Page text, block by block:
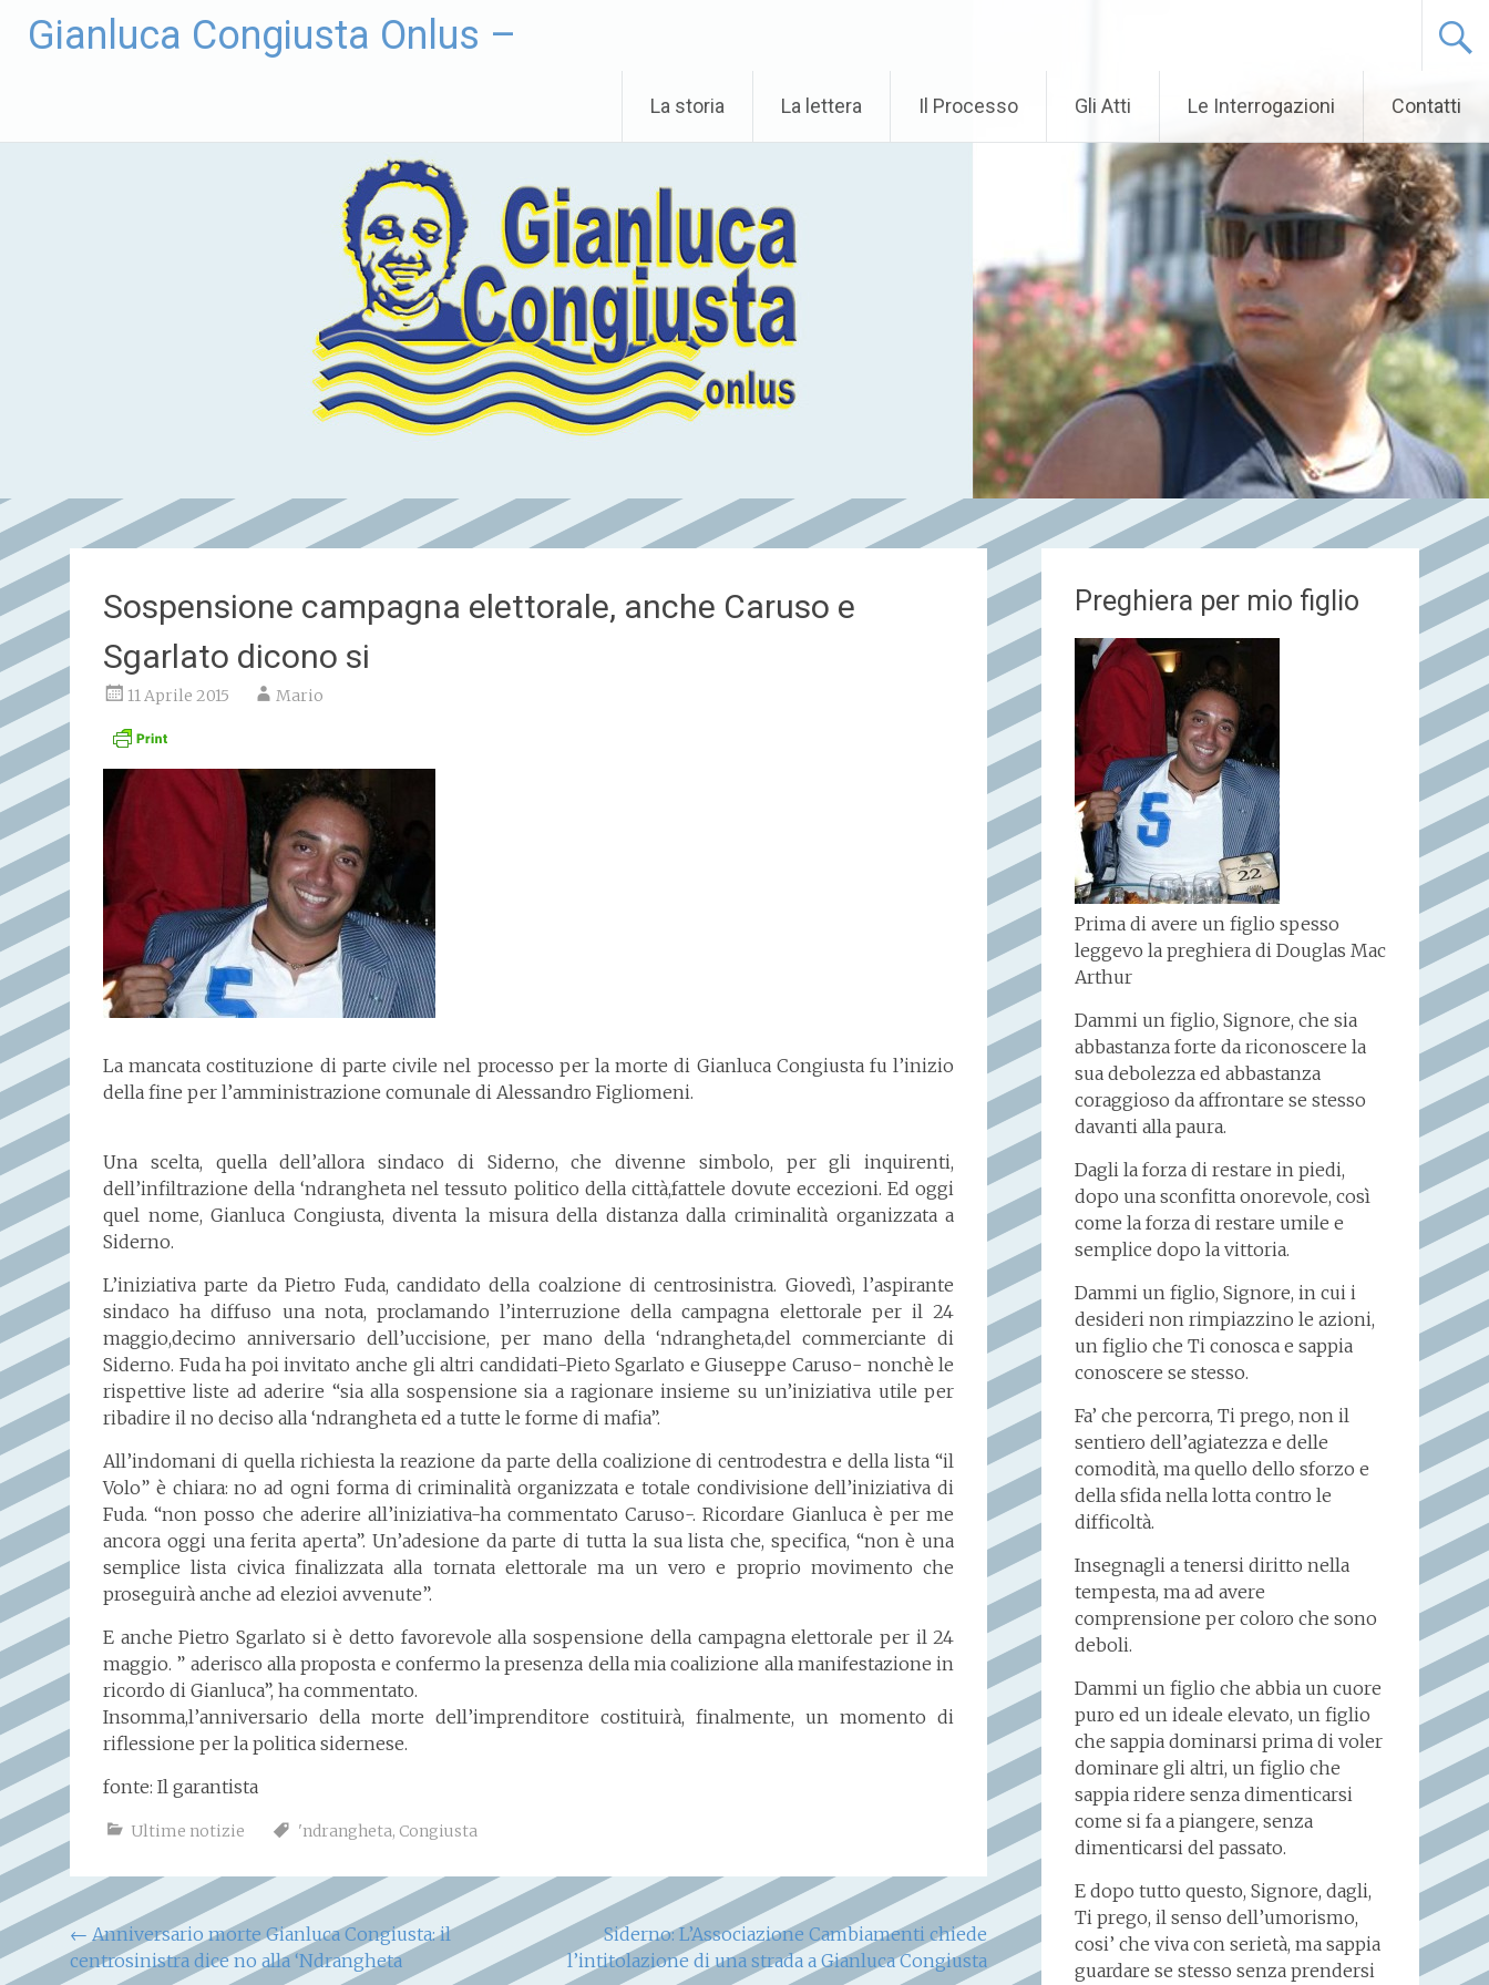
Gianluca Congiusta Onlus –
La storia La lettera Il Processo Gli Atti Le Interrogazioni Contatti
Sospensione campagna elettorale, anche Caruso e
Sgarlato dicono si
11 Aprile 2015 Mario
La mancata costituzione di parte civile nel processo per la morte di Gianluca Congiusta fu l’inizio
della fine per l’amministrazione comunale di Alessandro Figliomeni.
Una scelta, quella dell’allora sindaco di Siderno, che divenne simbolo, per gli inquirenti,
dell’infiltrazione della ‘ndrangheta nel tessuto politico della città,fattele dovute eccezioni. Ed oggi
quel nome, Gianluca Congiusta, diventa la misura della distanza dalla criminalità organizzata a
Siderno.
L’iniziativa parte da Pietro Fuda, candidato della coalzione di centrosinistra. Giovedì, l’aspirante
sindaco ha diffuso una nota, proclamando l’interruzione della campagna elettorale per il 24
maggio,decimo anniversario dell’uccisione, per mano della ‘ndrangheta,del commerciante di
Siderno. Fuda ha poi invitato anche gli altri candidati-Pieto Sgarlato e Giuseppe Caruso- nonchè le
rispettive liste ad aderire “sia alla sospensione sia a ragionare insieme su un’iniziativa utile per
ribadire il no deciso alla ‘ndrangheta ed a tutte le forme di mafia”.
All’indomani di quella richiesta la reazione da parte della coalizione di centrodestra e della lista “il
Volo” è chiara: no ad ogni forma di criminalità organizzata e totale condivisione dell’iniziativa di
Fuda. “non posso che aderire all’iniziativa-ha commentato Caruso-. Ricordare Gianluca è per me
ancora oggi una ferita aperta”. Un’adesione da parte di tutta la sua lista che, specifica, “non è una
semplice lista civica finalizzata alla tornata elettorale ma un vero e proprio movimento che
proseguirà anche ad elezioi avvenute”.
E anche Pietro Sgarlato si è detto favorevole alla sospensione della campagna elettorale per il 24
maggio. ” aderisco alla proposta e confermo la presenza della mia coalizione alla manifestazione in
ricordo di Gianluca”, ha commentato.
Insomma,l’anniversario della morte dell’imprenditore costituirà, finalmente, un momento di
riflessione per la politica sidernese.
fonte: Il garantista
Ultime notizie 'ndrangheta, Congiusta
Navigazione
articoli
← Anniversario morte Gianluca Congiusta: il
centrosinistra dice no alla ‘Ndrangheta
Siderno: L’Associazione Cambiamenti chiede
l’intitolazione di una strada a Gianluca Congiusta
Preghiera per mio figlio
Prima di avere un figlio spesso
leggevo la preghiera di Douglas Mac
Arthur
Dammi un figlio, Signore, che sia
abbastanza forte da riconoscere la
sua debolezza ed abbastanza
coraggioso da affrontare se stesso
davanti alla paura.
Dagli la forza di restare in piedi,
dopo una sconfitta onorevole, così
come la forza di restare umile e
semplice dopo la vittoria.
Dammi un figlio, Signore, in cui i
desideri non rimpiazzino le azioni,
un figlio che Ti conosca e sappia
conoscere se stesso.
Fa’ che percorra, Ti prego, non il
sentiero dell’agiatezza e delle
comodità, ma quello dello sforzo e
della sfida nella lotta contro le
difficoltà.
Insegnagli a tenersi diritto nella
tempesta, ma ad avere
comprensione per coloro che sono
deboli.
Dammi un figlio che abbia un cuore
puro ed un ideale elevato, un figlio
che sappia dominarsi prima di voler
dominare gli altri, un figlio che
sappia ridere senza dimenticarsi
come si fa a piangere, senza
dimenticarsi del passato.
E dopo tutto questo, Signore, dagli,
Ti prego, il senso dell’umorismo,
cosi’ che viva con serietà, ma sappia
guardare se stesso senza prendersi